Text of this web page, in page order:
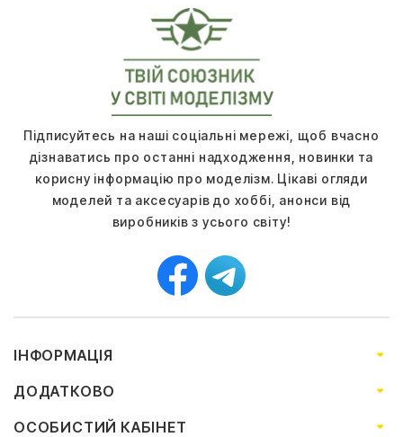
Підписуйтесь на наші соціальні мережі, щоб вчасно
дізнаватись про останні надходження, новинки та
корисну інформацію про моделізм. Цікаві огляди
моделей та аксесуарів до хоббі, анонси від
виробників з усього світу!
ІНФОРМАЦІЯ
ДОДАТКОВО
ОСОБИСТИЙ КАБІНЕТ